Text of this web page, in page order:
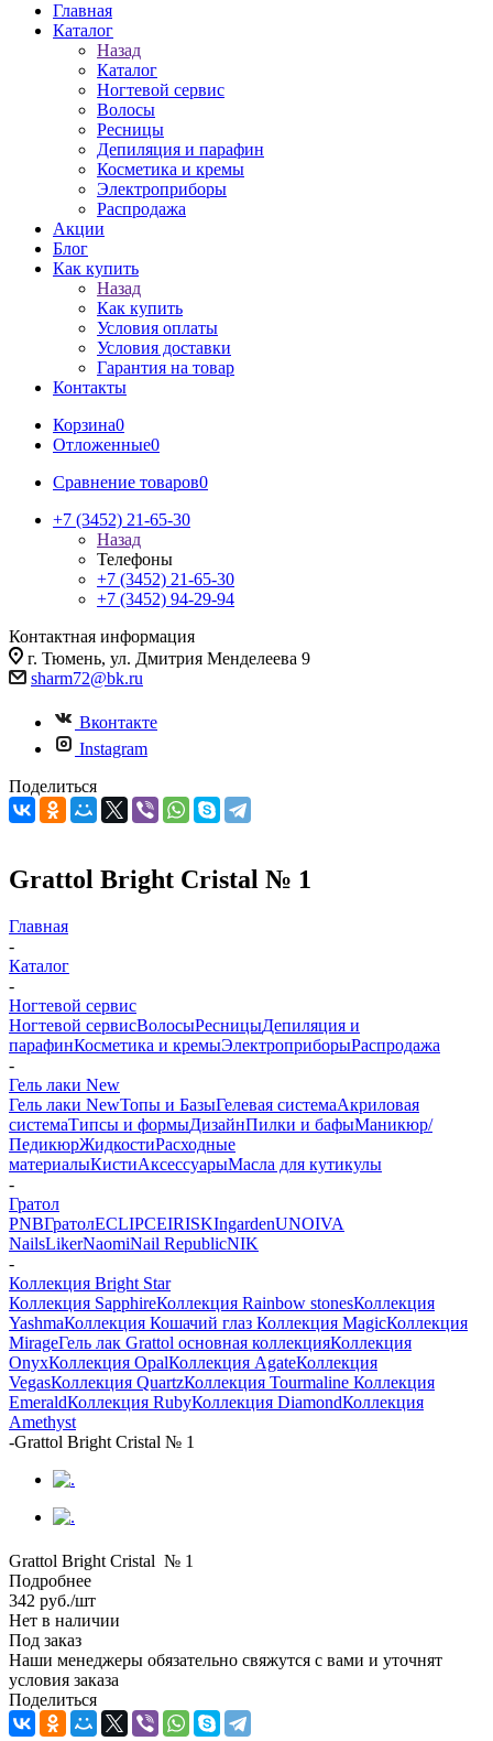
Главная
Каталог
Назад
Каталог
Ногтевой сервис
Волосы
Ресницы
Депиляция и парафин
Косметика и кремы
Электроприборы
Распродажа
Акции
Блог
Как купить
Назад
Как купить
Условия оплаты
Условия доставки
Гарантия на товар
Контакты
Корзина0
Отложенные0
Сравнение товаров0
+7 (3452) 21-65-30
Назад
Телефоны
+7 (3452) 21-65-30
+7 (3452) 94-29-94
Контактная информация
г. Тюмень, ул. Дмитрия Менделеева 9
sharm72@bk.ru
Вконтакте
Instagram
Поделиться
Grattol Bright Cristal № 1
Главная
-
Каталог
-
Ногтевой сервис
Ногтевой сервисВолосыРесницыДепиляция и
парафинКосметика и кремыЭлектроприборыРаспродажа
-
Гель лаки New
Гель лаки NewТопы и БазыГелевая системаАкриловая
системаТипсы и формыДизайнПилки и бафыМаникюр/
ПедикюрЖидкостиРасходные
материалыКистиАксессуарыМасла для кутикулы
-
Гратол
PNBГратолECLIPCEIRISKIngardenUNOIVA
NailsLikerNaomiNail RepublicNIK
-
Коллекция Bright Star
Коллекция SapphireКоллекция Rainbow stonesКоллекция
YashmaКоллекция Кошачий глаз Коллекция MagicКоллекция
MirageГель лак Grattol основная коллекцияКоллекция
OnyxКоллекция OpalКоллекция AgateКоллекция
VegasКоллекция QuartzКоллекция Tourmaline Коллекция
EmeraldКоллекция RubyКоллекция DiamondКоллекция
Amethyst
-Grattol Bright Cristal № 1
Grattol Bright Cristal № 1
Подробнее
342 руб./шт
Нет в наличии
Под заказ
Наши менеджеры обязательно свяжутся с вами и уточнят
условия заказа
Поделиться